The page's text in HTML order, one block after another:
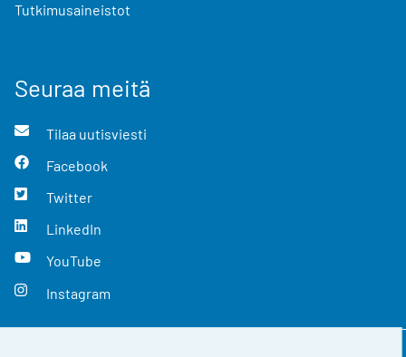
Tutkimusaineistot
Seuraa meitä
Tilaa uutisviesti
Facebook
Twitter
LinkedIn
YouTube
Instagram